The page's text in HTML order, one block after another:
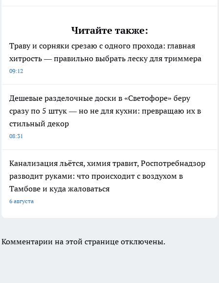
Читайте также:
Траву и сорняки срезаю с одного прохода: главная
хитрость — правильно выбрать леску для триммера
09:12
Дешевые разделочные доски в «Светофоре» беру
сразу по 5 штук — но не для кухни: превращаю их в
стильный декор
08:31
Канализация льётся, химия травит, Роспотребнадзор
разводит руками: что происходит с воздухом в
Тамбове и куда жаловаться
6 августа
Комментарии на этой странице отключены.